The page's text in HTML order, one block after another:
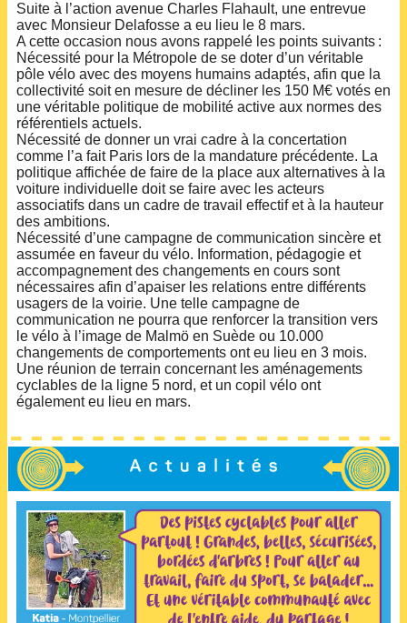
Suite à l’action avenue Charles Flahault, une entrevue
avec Monsieur Delafosse a eu lieu le 8 mars.
A cette occasion nous avons rappelé les points suivants :
Nécessité pour la Métropole de se doter d’un véritable
pôle vélo avec des moyens humains adaptés, afin que la
collectivité soit en mesure de décliner les 150 M€ votés en
une véritable politique de mobilité active aux normes des
référentiels actuels.
Nécessité de donner un vrai cadre à la concertation
comme l’a fait Paris lors de la mandature précédente. La
politique affichée de faire de la place aux alternatives à la
voiture individuelle doit se faire avec les acteurs
associatifs dans un cadre de travail effectif et à la hauteur
des ambitions.
Nécessité d’une campagne de communication sincère et
assumée en faveur du vélo. Information, pédagogie et
accompagnement des changements en cours sont
nécessaires afin d’apaiser les relations entre différents
usagers de la voirie. Une telle campagne de
communication ne pourra que renforcer la transition vers
le vélo à l’image de Malmö en Suède ou 10.000
changements de comportements ont eu lieu en 3 mois.
Une réunion de terrain concernant les aménagements
cyclables de la ligne 5 nord, et un copil vélo ont
également eu lieu en mars.